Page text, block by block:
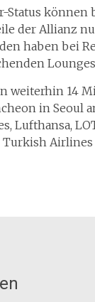
können
der Allianz
haben bei
weiterhin 14
in Seoul
Lufthansa,